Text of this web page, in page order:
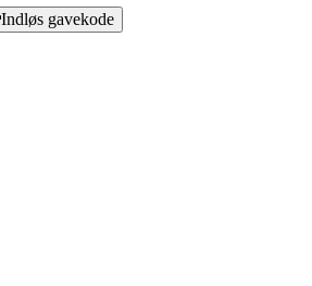
Indløs gavekode